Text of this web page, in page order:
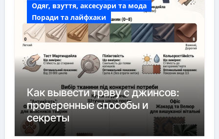
Одяг, взуття, аксесуари та мода
Поради та лайфхаки
Как вывести траву с джинсов:
проверенные способы и
секреты